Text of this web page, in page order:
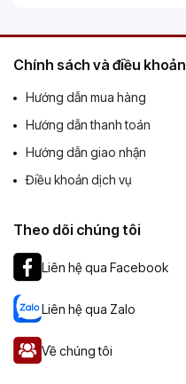
Chính sách và điều khoản
Hướng dẫn mua hàng
Hướng dẫn thanh toán
Hướng dẫn giao nhận
Điều khoản dịch vụ
Theo dõi chúng tôi
Liên hệ qua Facebook
Liên hệ qua Zalo
Về chúng tôi